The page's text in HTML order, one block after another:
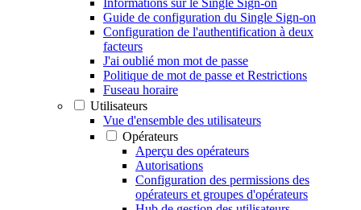
Informations sur le Single Sign-on
Guide de configuration du Single Sign-on
Configuration de l'authentification à deux
facteurs
J'ai oublié mon mot de passe
Politique de mot de passe et Restrictions
Fuseau horaire
Utilisateurs
Vue d'ensemble des utilisateurs
Opérateurs
Aperçu des opérateurs
Autorisations
Configuration des permissions des
opérateurs et groupes d'opérateurs